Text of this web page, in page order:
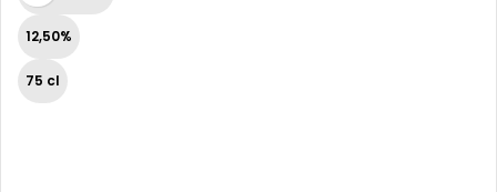
12,50%
75 cl